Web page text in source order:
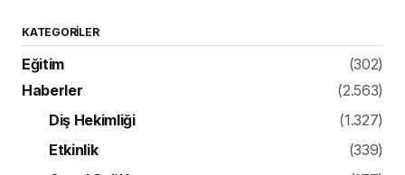
KATEGORILER
Eğitim
(302)
Haberler
(2.563)
Diş Hekimliği
(1.327)
Etkinlik
(339)